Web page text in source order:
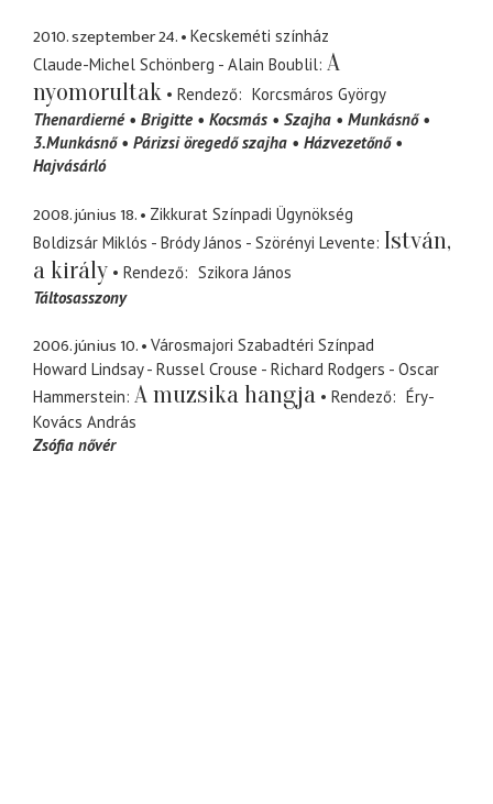
2010. szeptember 24.
Kecskeméti színház
Claude-Michel Schönberg - Alain Boublil A
nyomorultak
Rendező
Korcsmáros György
Thenardierné
Brigitte Kocsmás Szajha
Munkásnő
3.Munkásnő
Párizsi öregedő szajha
Házvezetőnő
Hajvásárló
2008. június 18.
Zikkurat Színpadi Ügynökség
Boldizsár Miklós - Bródy János - Szörényi Levente István,
a király
Rendező
Szikora János
Táltosasszony
2006. június 10.
Városmajori Szabadtéri Színpad
Howard Lindsay - Russel Crouse - Richard Rodgers - Oscar
Hammerstein A muzsika hangja Rendező
Éry-
Kovács András
Zsófia nővér